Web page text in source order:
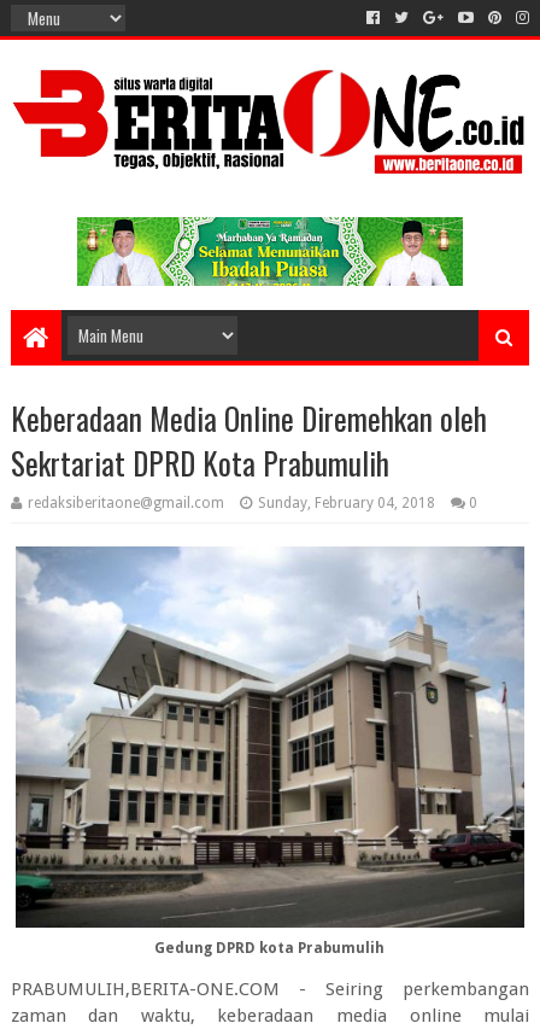
Keberadaan Media Online Diremehkan oleh
Sekrtariat DPRD Kota Prabumulih
redaksiberitaone@gmail.com Sunday, February 04, 2018 0
Gedung DPRD kota Prabumulih
PRABUMULIH,BERITA-ONE.COM - Seiring perkembangan
zaman dan waktu, keberadaan media online mulai